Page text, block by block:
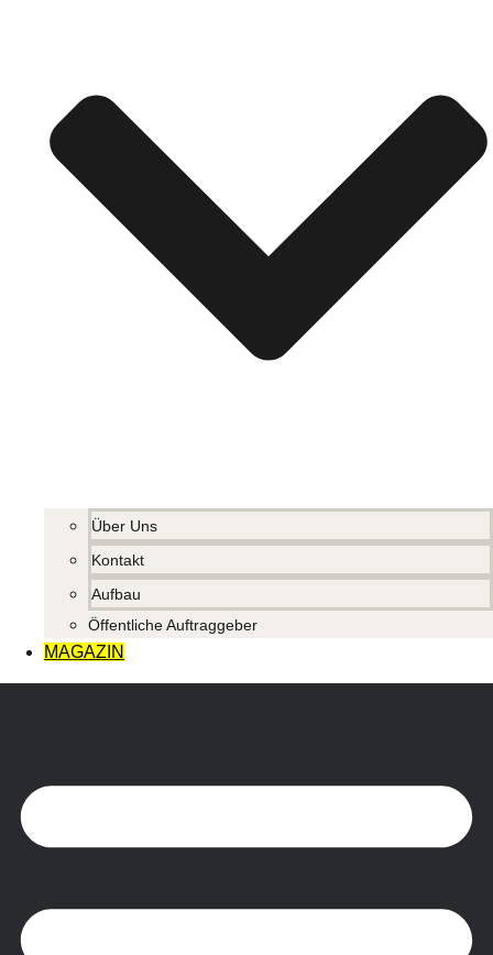
Über Uns
Kontakt
Aufbau
Öffentliche Auftraggeber
MAGAZIN